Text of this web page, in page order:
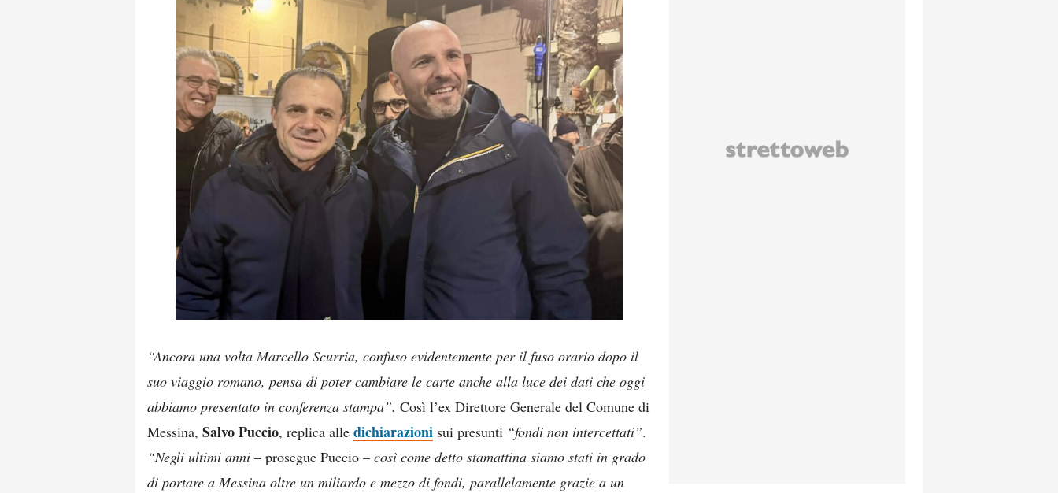
“Ancora una volta Marcello Scurria, confuso evidentemente per il fuso orario dopo il
suo viaggio romano, pensa di poter cambiare le carte anche alla luce dei dati che oggi
abbiamo presentato in conferenza stampa”. Così l’ex Direttore Generale del Comune di
Messina, Salvo Puccio, replica alle dichiarazioni sui presunti “fondi non intercettati”.
“Negli ultimi anni – prosegue Puccio – così come detto stamattina siamo stati in grado
di portare a Messina oltre un miliardo e mezzo di fondi, parallelamente grazie a un